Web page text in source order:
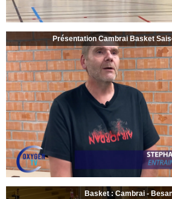
Présentation Cambrai Basket
Basket : Cambrai -